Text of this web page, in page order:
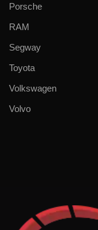
Porsche
RAM
Segway
Toyota
Volkswagen
Volvo